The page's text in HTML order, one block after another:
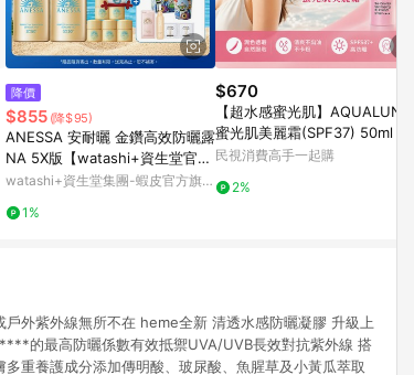
降價
$855 (降$95)
ANESSA 安耐曬 金鑽高效防曬露
NA 5X版【watashi+資生堂官方
店】防曬乳
watashi+資生堂集團-蝦皮官方旗艦
1%
$670
【超水感蜜光肌】AQUALUNA
蜜光肌美麗霜(SPF37) 50ml（防
曬・潤色・提亮）
民視消費高手一起購
2%
外紫外線無所不在 heme全新 清透水感防曬凝膠 升級上
的最高防曬係數有效抵禦UVA/UVB長效對抗紫外線 搭
重養護成分添加傳明酸、玻尿酸、魚腥草及小黃瓜萃取